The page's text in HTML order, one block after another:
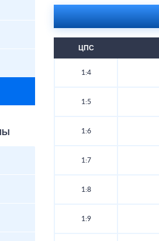
ЦПС
1:4
1:5
1:6
1:7
1:8
1:9